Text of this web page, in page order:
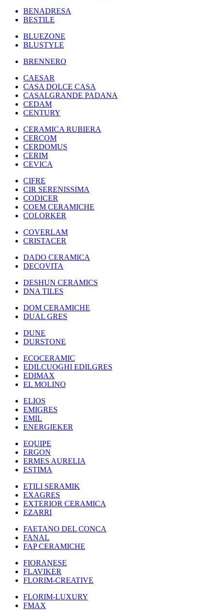
BENADRESA
BESTILE
BLUEZONE
BLUSTYLE
BRENNERO
CAESAR
CASA DOLCE CASA
CASALGRANDE PADANA
CEDAM
CENTURY
CERAMICA RUBIERA
CERCOM
CERDOMUS
CERIM
CEVICA
CIFRE
CIR SERENISSIMA
CODICER
COEM CERAMICHE
COLORKER
COVERLAM
CRISTACER
DADO CERAMICA
DECOVITA
DESHUN CERAMICS
DNA TILES
DOM CERAMICHE
DUAL GRES
DUNE
DURSTONE
ECOCERAMIC
EDILCUOGHI EDILGRES
EDIMAX
EL MOLINO
ELIOS
EMIGRES
EMIL
ENERGIEKER
EQUIPE
ERGON
ERMES AURELIA
ESTIMA
ETILI SERAMIK
EXAGRES
EXTERIOR CERAMICA
EZARRI
FAETANO DEL CONCA
FANAL
FAP CERAMICHE
FIORANESE
FLAVIKER
FLORIM-CREATIVE
FLORIM-LUXURY
FMAX